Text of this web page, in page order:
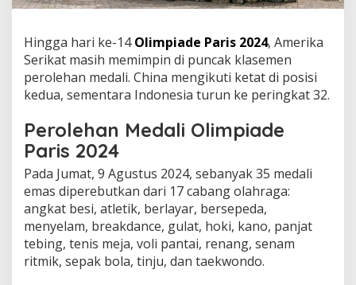
Hingga hari ke-14Olimpiade Paris 2024, Amerika
Serikat masih memimpin di puncak klasemen
perolehan medali. China mengikuti ketat di posisi
kedua, sementara Indonesia turun ke peringkat 32.
Perolehan Medali Olimpiade
Paris 2024
Pada Jumat, 9 Agustus 2024, sebanyak 35 medali
emas diperebutkan dari 17 cabang olahraga:
angkat besi, atletik, berlayar, bersepeda,
menyelam, breakdance, gulat, hoki, kano, panjat
tebing, tenis meja, voli pantai, renang, senam
ritmik, sepak bola, tinju, dan taekwondo.